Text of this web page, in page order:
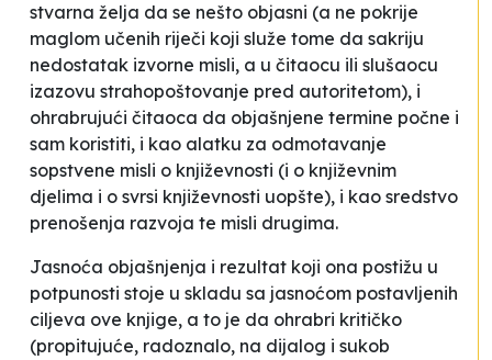
stvarna želja da se nešto objasni (a ne pokrije
maglom učenih riječi koji služe tome da sakriju
nedostatak izvorne misli, a u čitaocu ili slušaocu
izazovu strahopoštovanje pred autoritetom), i
ohrabrujući čitaoca da objašnjene termine počne i
sam koristiti, i kao alatku za odmotavanje
sopstvene misli o književnosti (i o književnim
djelima i o svrsi književnosti uopšte), i kao sredstvo
prenošenja razvoja te misli drugima.
Jasnoća objašnjenja i rezultat koji ona postižu u
potpunosti stoje u skladu sa jasnoćom postavljenih
ciljeva ove knjige, a to je da ohrabri kritičko
(propitujuće, radoznalo, na dijalog i sukob